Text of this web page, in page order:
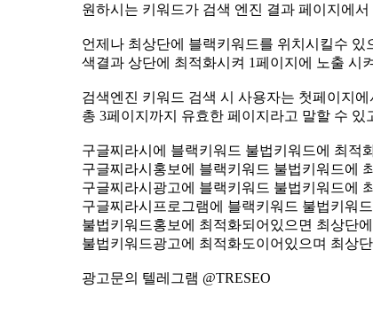
원하시는 키워드가 검색 엔진 결과 페이지에
언제나 최상단에 블랙키워드를 위치시킬수
색결과 상단에 최적화시켜 1페이지에 노출 시
검색엔진 키워드 검색 시 사용자는 첫페이지에
총 3페이지까지 유효한 페이지라고 말할 수
구글찌라시에 블랙키워드 불법키워드에 최적
구글찌라시홍보에 블랙키워드 불법키워드에
구글찌라시광고에 블랙키워드 불법키워드에
구글찌라시프로그램에 블랙키워드 불법키워
불법키워드홍보에 최적화되어있으면 최상단
불법키워드광고에 최적화도이어있으며 최상
광고문의 텔레그램 @TRESEO